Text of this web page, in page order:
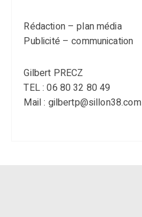
Rédaction – plan média
Publicité – communication
Gilbert PRECZ
TEL : 06 80 32 80 49
Mail : gilbertp@sillon38.com